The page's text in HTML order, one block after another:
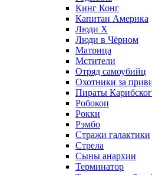
Кинг Конг
Капитан Америка
Люди X
Люди в Чёрном
Матрица
Мстители
Отряд самоубийц
Охотники за
Пираты
Робокоп
Рокки
Рэмбо
Стражи галактики
Стрела
Сыны анархии
Терминатор